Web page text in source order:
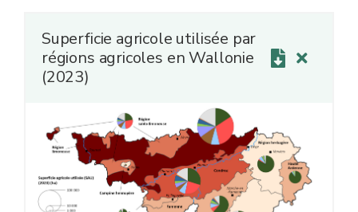
Superficie agricole utilisée par
régions agricoles en Wallonie
(2023)